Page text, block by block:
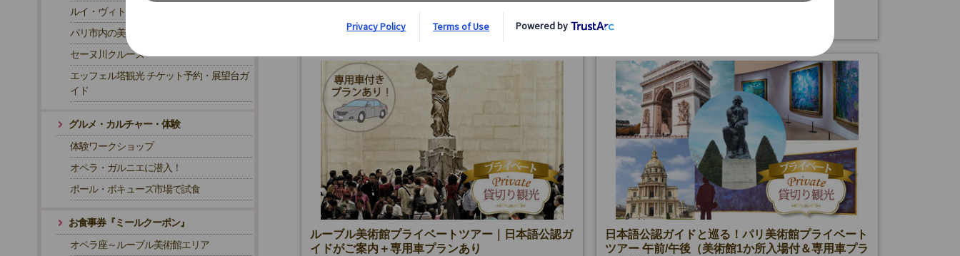
(5/1・8・14、7/14、8/15、9/17・19)
ルーブル美術館プライベートツアー｜日本語公認ガ
イドがご案内＋専用車プランあり
日本語公認ガイドと巡る！パリ美術館プライベート
ツアー 午前/午後（美術館1か所入場付＆専用車プラ
ルイ・ヴィトン財団美術館観光
パリ市内の美術館
セーヌ川クルーズ
エッフェル塔観光 チケット予約・展望台ガ
イド
グルメ・カルチャー・体験
体験ワークショップ
オペラ・ガルニエに潜入！
ポール・ボキューズ市場で試食
お食事券『ミールクーポン』
オペラ座～ルーブル美術館エリア